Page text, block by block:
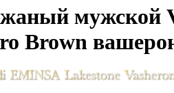
мужской
Brown